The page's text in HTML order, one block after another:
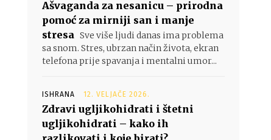
Ašvaganda za nesanicu – prirodna
pomoć za mirniji san i manje
stresa Sve više ljudi danas ima problema
sa snom. Stres, ubrzan način života, ekran
telefona prije spavanja i mentalni umor...
ISHRANA 12. VELJAČE 2026.
Zdravi ugljikohidrati i štetni
ugljikohidrati – kako ih